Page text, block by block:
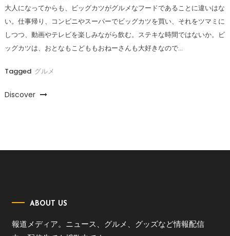
大人になってからも、ビッグカツがグルメなフードであることに違いはな
い。仕事帰り、コンビニやスーパーでビッグカツを買い、それをツマミに
しつつ、動画やテレビを楽しみながら飲む。ステキな時間ではないか。ビ
ッグカツは、おとなもこどももおねーさんも大好きなので…
Tagged グルメ
Discover
ABOUT US
報道メディア。ニュース、グルメ、グッズなど情報配信